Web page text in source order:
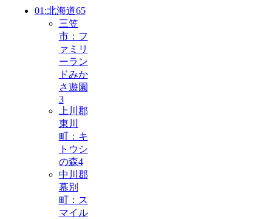
01:北海道65
三笠
市：フ
ァミリ
ーラン
ドみか
さ遊園
3
上川郡
東川
町：キ
トウシ
の森4
中川郡
幕別
町：ス
マイル